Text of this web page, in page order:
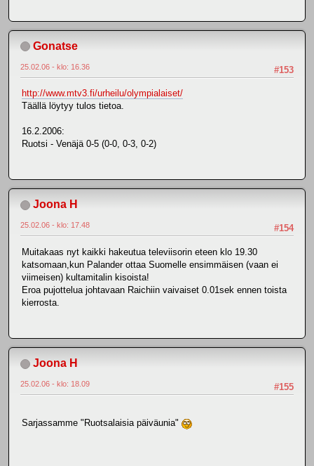
Gonatse
#153
25.02.06 - klo: 16.36
http://www.mtv3.fi/urheilu/olympialaiset/
Täällä löytyy tulos tietoa.
16.2.2006:
Ruotsi - Venäjä 0-5 (0-0, 0-3, 0-2)
Joona H
#154
25.02.06 - klo: 17.48
Muitakaas nyt kaikki hakeutua televiisorin eteen klo 19.30
katsomaan,kun Palander ottaa Suomelle ensimmäisen (vaan ei
viimeisen) kultamitalin kisoista!
Eroa pujottelua johtavaan Raichiin vaivaiset 0.01sek ennen toista
kierrosta.
Joona H
#155
25.02.06 - klo: 18.09
Sarjassamme "Ruotsalaisia päiväunia"